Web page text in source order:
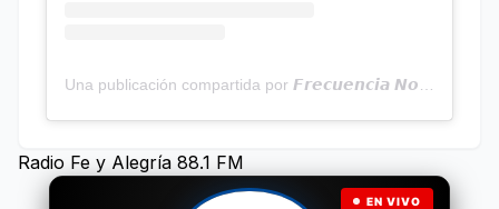
Radio Fe y Alegría 88.1 FM
EN VIVO